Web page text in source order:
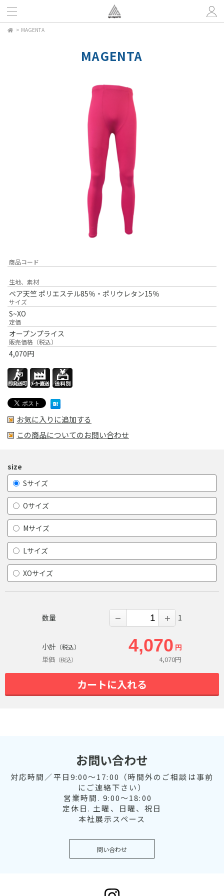
> MAGENTA
MAGENTA
商品コード
生地、素材
ベア天竺 ポリエステル85％・ポリウレタン15％
サイズ
S~XO
定価
オープンプライス
販売価格（税込）
4,070円
お気に入りに追加する
この商品についてのお問い合わせ
size
Sサイズ
Oサイズ
Mサイズ
Lサイズ
XOサイズ
数量 － ＋ 1
小計 （税込） 4,070 円
単価 （税込） 4,070円
カートに入れる
お問い合わせ
対応時間／平日9:00～17:00（時間外のご相談は事前
にご連絡下さい）
営業時間. 9:00～18:00
定休日. 土曜、日曜、祝日
本社展示スペース
問い合わせ